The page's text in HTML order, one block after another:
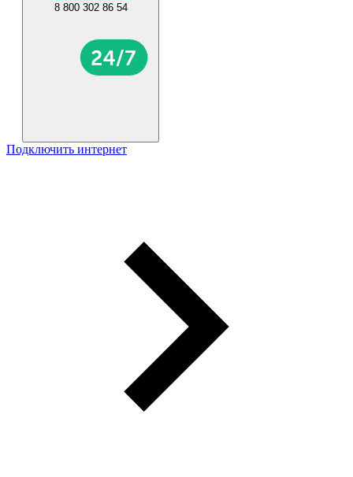
8 800 302 86 54
Подключить интернет